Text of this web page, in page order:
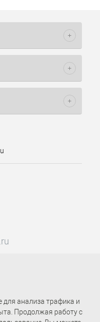
для анализа трафика и
Продолжая работу с